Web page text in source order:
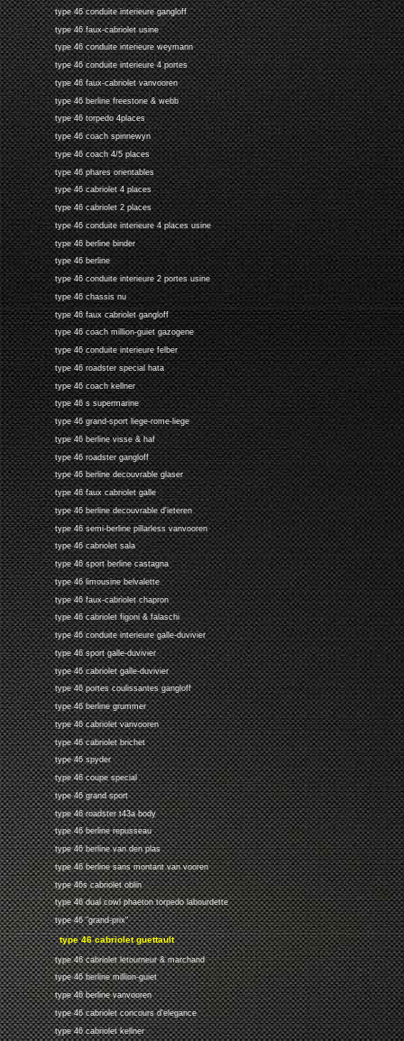
type 46 conduite interieure gangloff
type 46 faux-cabriolet usine
type 46 conduite interieure weymann
type 46 conduite interieure 4 portes
type 46 faux-cabriolet vanvooren
type 46 berline freestone & webb
type 46 torpedo 4places
type 46 coach spinnewyn
type 46 coach 4/5 places
type 46 phares orientables
type 46 cabriolet 4 places
type 46 cabriolet 2 places
type 46 conduite interieure 4 places usine
type 46 berline binder
type 46 berline
type 46 conduite interieure 2 portes usine
type 46 chassis nu
type 46 faux cabriolet gangloff
type 46 coach million-guiet gazogene
type 46 conduite interieure felber
type 46 roadster special hata
type 46 coach kellner
type 46 s supermarine
type 46 grand-sport liege-rome-liege
type 46 berline visse & haf
type 46 roadster gangloff
type 46 berline decouvrable glaser
type 46 faux cabriolet galle
type 46 berline decouvrable d'ieteren
type 46 semi-berline pillarless vanvooren
type 46 cabriolet sala
type 46 sport berline castagna
type 46 limousine belvalette
type 46 faux-cabriolet chapron
type 46 cabriolet figoni & falaschi
type 46 conduite interieure galle-duvivier
type 46 sport galle-duvivier
type 46 cabriolet galle-duvivier
type 46 portes coulissantes gangloff
type 46 berline grummer
type 46 cabriolet vanvooren
type 46 cabriolet brichet
type 46 spyder
type 46 coupe special
type 46 grand sport
type 46 roadster t43a body
type 46 berline repusseau
type 46 berline van den plas
type 46 berline sans montant van vooren
type 46s cabriolet oblin
type 46 dual cowl phaeton torpedo labourdette
type 46 "grand-prix"
type 46 cabriolet guettault
type 46 cabriolet letourneur & marchand
type 46 berline million-guiet
type 46 berline vanvooren
type 46 cabriolet concours d'elegance
type 46 cabriolet kellner